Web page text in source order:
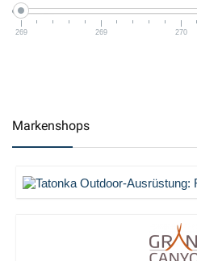
269 269 270
Markenshops